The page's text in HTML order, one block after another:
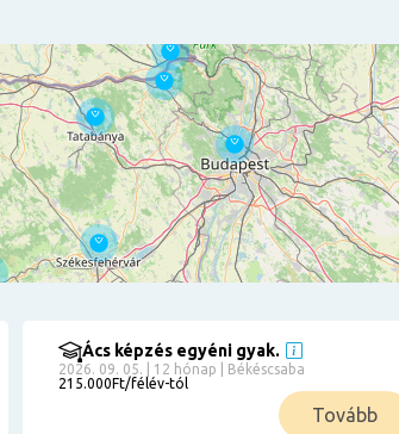
Ács képzés egyéni gyak.
2026. 09. 05. | 12 hónap | Békéscsaba
215.000Ft/félév-tól
Tovább